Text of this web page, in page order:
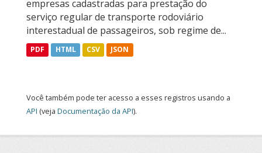
empresas cadastradas para prestação do
serviço regular de transporte rodoviário
interestadual de passageiros, sob regime de...
PDF HTML CSV JSON
Você também pode ter acesso a esses registros usando a
API (veja Documentação da API).